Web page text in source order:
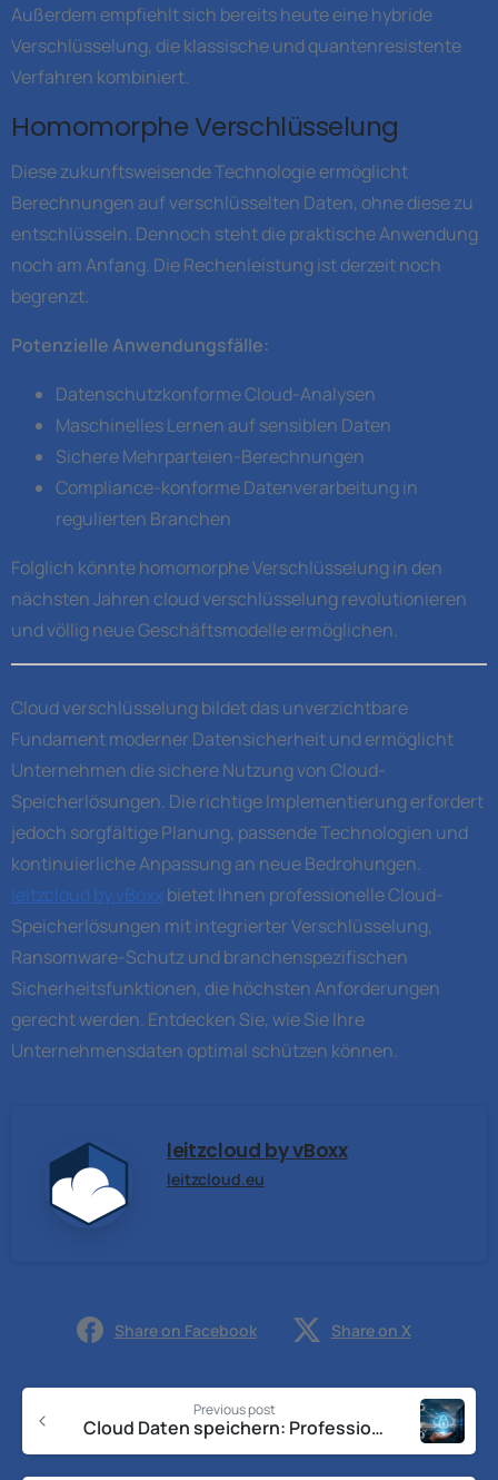
Außerdem empfiehlt sich bereits heute eine hybride
Verschlüsselung, die klassische und quantenresistente
Verfahren kombiniert.
Homomorphe Verschlüsselung
Diese zukunftsweisende Technologie ermöglicht
Berechnungen auf verschlüsselten Daten, ohne diese zu
entschlüsseln. Dennoch steht die praktische Anwendung
noch am Anfang. Die Rechenleistung ist derzeit noch
begrenzt.
Potenzielle Anwendungsfälle:
Datenschutzkonforme Cloud-Analysen
Maschinelles Lernen auf sensiblen Daten
Sichere Mehrparteien-Berechnungen
Compliance-konforme Datenverarbeitung in
regulierten Branchen
Folglich könnte homomorphe Verschlüsselung in den
nächsten Jahren cloud verschlüsselung revolutionieren
und völlig neue Geschäftsmodelle ermöglichen.
Cloud verschlüsselung bildet das unverzichtbare
Fundament moderner Datensicherheit und ermöglicht
Unternehmen die sichere Nutzung von Cloud-
Speicherlösungen. Die richtige Implementierung erfordert
jedoch sorgfältige Planung, passende Technologien und
kontinuierliche Anpassung an neue Bedrohungen.
leitzcloud by vBoxxbietet Ihnen professionelle Cloud-
Speicherlösungen mit integrierter Verschlüsselung,
Ransomware-Schutz und branchenspezifischen
Sicherheitsfunktionen, die höchsten Anforderungen
gerecht werden. Entdecken Sie, wie Sie Ihre
Unternehmensdaten optimal schützen können.
leitzcloud by vBoxx
leitzcloud.eu
Share on Facebook Share on X
Previous post
Cloud Daten speichern: Professionelle Lösungen 2026